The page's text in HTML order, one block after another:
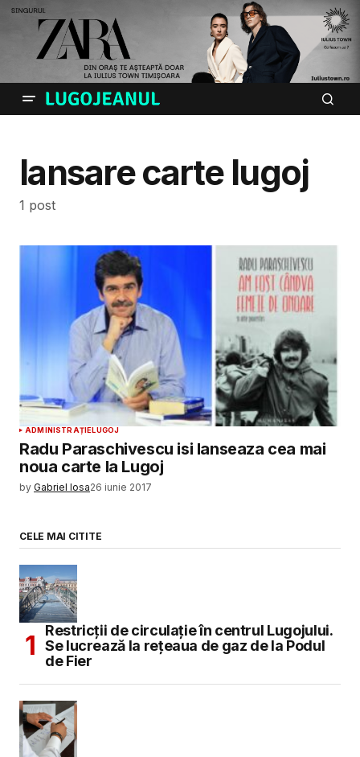
lansare carte lugoj
1 post
ADMINISTRAȚIELUGOJ
Radu Paraschivescu isi lanseaza cea mai
noua carte la Lugoj
by Gabriel Iosa26 iunie 2017
CELE MAI CITITE
Restricții de circulație în centrul Lugojului.
Se lucrează la rețeaua de gaz de la Podul
de Fier